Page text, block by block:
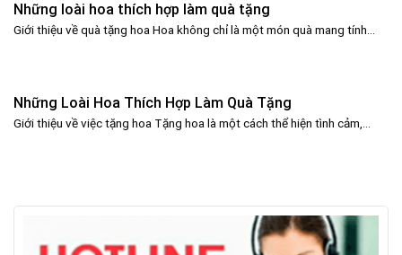
Những loài hoa thích hợp làm quà tặng
Giới thiệu về quà tặng hoa Hoa không chỉ là một món quà mang tính...
Những Loài Hoa Thích Hợp Làm Quà Tặng
Giới thiệu về việc tặng hoa Tặng hoa là một cách thể hiện tình cảm,...